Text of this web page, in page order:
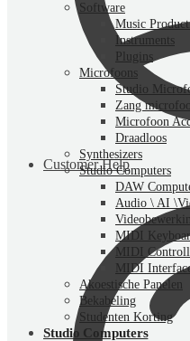
Customer Help
Software
Music
Instruments
Plugins
Microfoons
Studio
Zang
Microfoon
Draadloos
Synthesizers
Studio Computers
DAW
Audio \ AI
MIDI
MIDI
MIDI
Akoestische Panelen
Bekabeling
Studenten Korting
Studio Computers